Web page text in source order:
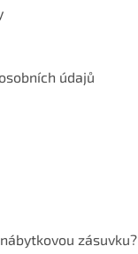
údajů
zásuvku?